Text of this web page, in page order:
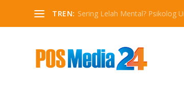
TREN: Sering Lelah Mental? Psikolog